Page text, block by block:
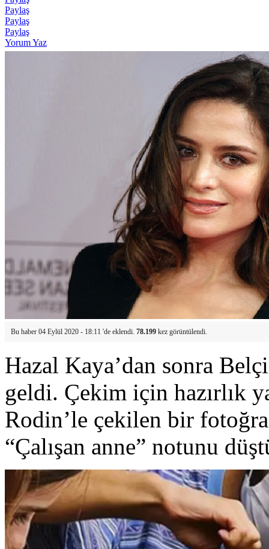
Paylaş
Paylaş
Paylaş
Yorum Yaz
Bu haber 04 Eylül 2020 - 18:11 'de eklendi. 78.199 kez görüntülendi.
Hazal Kaya’dan sonra
geldi. Çekim için hazırlık
Rodin’le çekilen bir
“Çalışan anne” notunu